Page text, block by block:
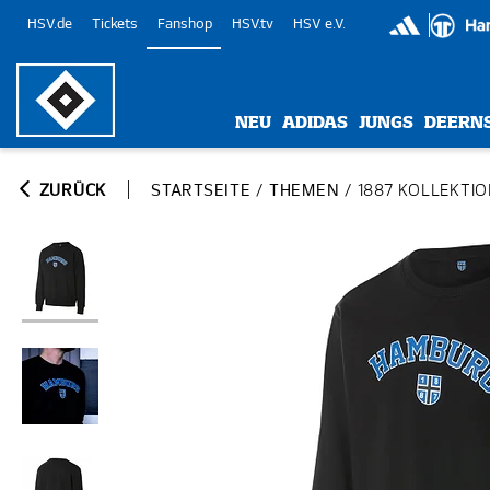
HSV.de Tickets Fanshop HSV.tv HSV e.V.
NEU ADIDAS JUNGS
ZURÜCK STARTSEITE / THEMEN / 1887